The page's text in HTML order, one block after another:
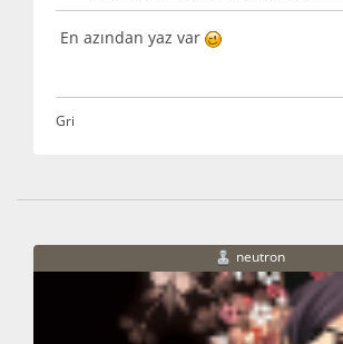
En azından yaz var
Gri
neutron